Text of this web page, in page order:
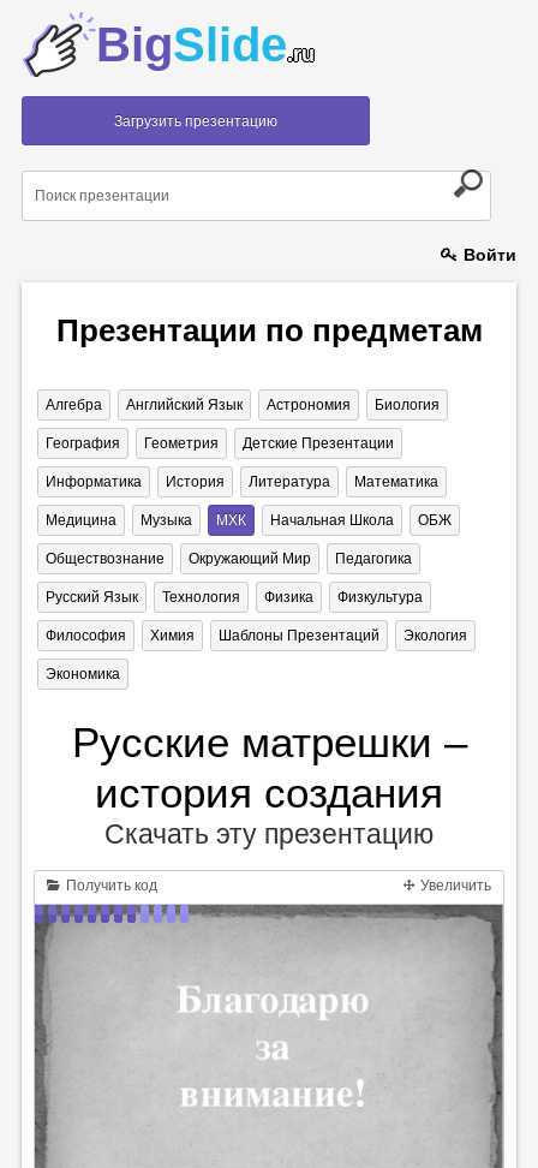
BigSlide.ru
Загрузить презентацию
Войти
Презентации по предметам
Алгебра Английский Язык Астрономия Биология
География Геометрия Детские Презентации
Информатика История Литература Математика
Медицина Музыка МХК Начальная Школа ОБЖ
Обществознание Окружающий Мир Педагогика
Русский Язык Технология Физика Физкультура
Философия Химия Шаблоны Презентаций Экология
Экономика
Русские матрешки –
история создания
Скачать эту презентацию
Получить код Увеличить